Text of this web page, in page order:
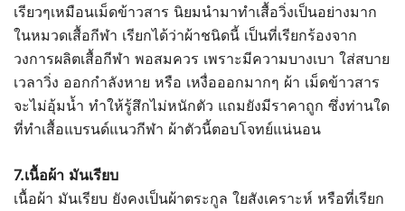
เรียวๆเหมือนเม็ดข้าวสาร นิยมนำมาทำเสื้อวิ่งเป็นอย่างมาก
ในหมวดเสื้อกีฬา เรียกได้ว่าผ้าชนิดนี้ เป็นที่เรียกร้องจาก
วงการผลิตเสื้อกีฬา พอสมควร เพราะมีความบางเบา ใส่สบาย
เวลาวิ่ง ออกกำลังหาย หรือ เหงื่อออกมากๆ ผ้า เม็ดข้าวสาร
จะไม่อุ้มน้ำ ทำให้รู้สึกไม่หนักตัว แถมยังมีราคาถูก ซึ่งท่านใด
ที่ทำเสื้อแบรนด์แนวกีฬา ผ้าตัวนี้ตอบโจทย์แน่นอน
7.เนื้อผ้า มันเรียบ
เนื้อผ้า มันเรียบ ยังคงเป็นผ้าตระกูล ใยสังเคราะห์ หรือที่เรียก